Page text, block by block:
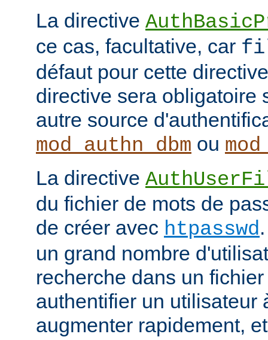
La directive
ce cas, facultative, car
défaut pour cette
directive sera obligatoire
autre source
mod_authn_dbm ou
La directive
du fichier de mots de
de créer avec htpasswd
un grand nombre
recherche dans un
authentifier un utilisateur
augmenter rapidement,